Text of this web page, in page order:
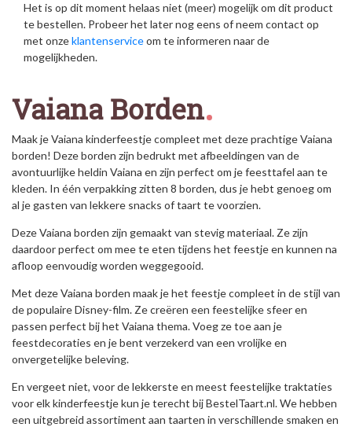
Het is op dit moment helaas niet (meer) mogelijk om dit product
te bestellen. Probeer het later nog eens of neem contact op
met onzeklantenserviceom te informeren naar de
mogelijkheden.
Vaiana Borden
Maak je Vaiana kinderfeestje compleet met deze prachtige Vaiana
borden! Deze borden zijn bedrukt met afbeeldingen van de
avontuurlijke heldin Vaiana en zijn perfect om je feesttafel aan te
kleden. In één verpakking zitten 8 borden, dus je hebt genoeg om
al je gasten van lekkere snacks of taart te voorzien.
Deze Vaiana borden zijn gemaakt van stevig materiaal. Ze zijn
daardoor perfect om mee te eten tijdens het feestje en kunnen na
afloop eenvoudig worden weggegooid.
Met deze Vaiana borden maak je het feestje compleet in de stijl van
de populaire Disney-film. Ze creëren een feestelijke sfeer en
passen perfect bij het Vaiana thema. Voeg ze toe aan je
feestdecoraties en je bent verzekerd van een vrolijke en
onvergetelijke beleving.
En vergeet niet, voor de lekkerste en meest feestelijke traktaties
voor elk kinderfeestje kun je terecht bij BestelTaart.nl. We hebben
een uitgebreid assortiment aan taarten in verschillende smaken en